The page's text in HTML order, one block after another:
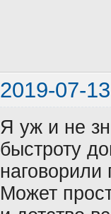
2019-07-
Я уж и не
быстроту
наговорили
Может